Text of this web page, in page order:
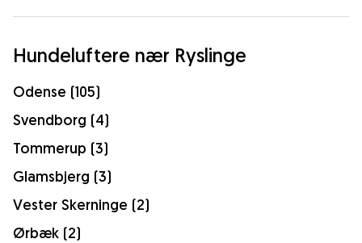
Hundeluftere nær Ryslinge
Odense (105)
Svendborg (4)
Tommerup (3)
Glamsbjerg (3)
Vester Skerninge (2)
Ørbæk (2)